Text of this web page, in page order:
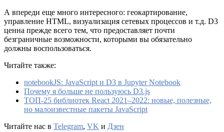
А впереди еще много интересного: геокартирование,
управление HTML, визуализация сетевых процессов и т.д. D3
ценна прежде всего тем, что предоставляет почти
безграничные возможности, которыми вы обязательно
должны воспользоваться.
Читайте также:
notebookJS: JavaScript и D3 в Jupyter Notebook
Почему я больше не пользуюсь D3.js
ТОП-25 библиотек React 2021–2022: новые, полезные,
но малоизвестные пакеты JavaScript
Читайте нас в Telegram, VK и Дзен